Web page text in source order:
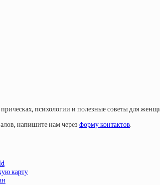
психологии и полезные советы для
напишите нам через форму контактов.
карту